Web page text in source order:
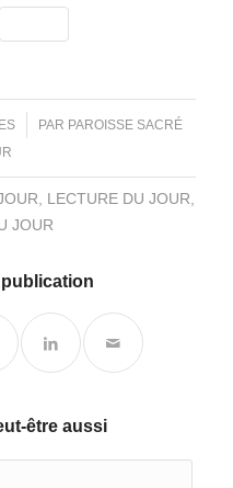
PAR PAROISSE SACRÉ
LECTURE DU JOUR
JOUR
publication
être aussi